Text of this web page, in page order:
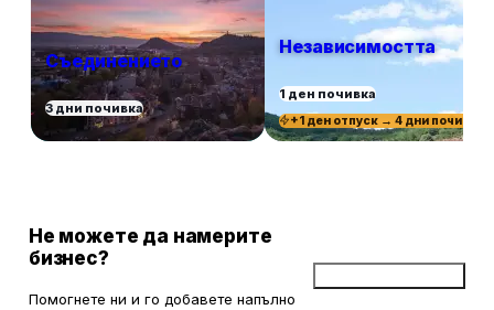
Съединението
3 дни почивка
Независимостта
1 ден почивка
+1 ден отпуск → 4 дни почивка
Не можете да намерите
бизнес?
Помогнете ни и го добавете напълно